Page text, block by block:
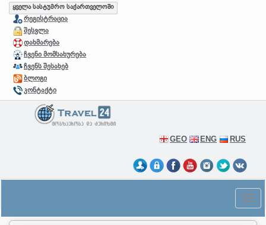
ყველა სასტუმრო საქართველოში
რეგისტრაცია
შესვლა
დახმარება
ჩვენი მომსახურება
ჩვენს შესახებ
ბლოგი
კონტაქტი
GEO ENG RUS